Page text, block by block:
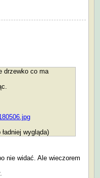
drzewko co ma
wygląda)
nie widać. Ale wieczorem